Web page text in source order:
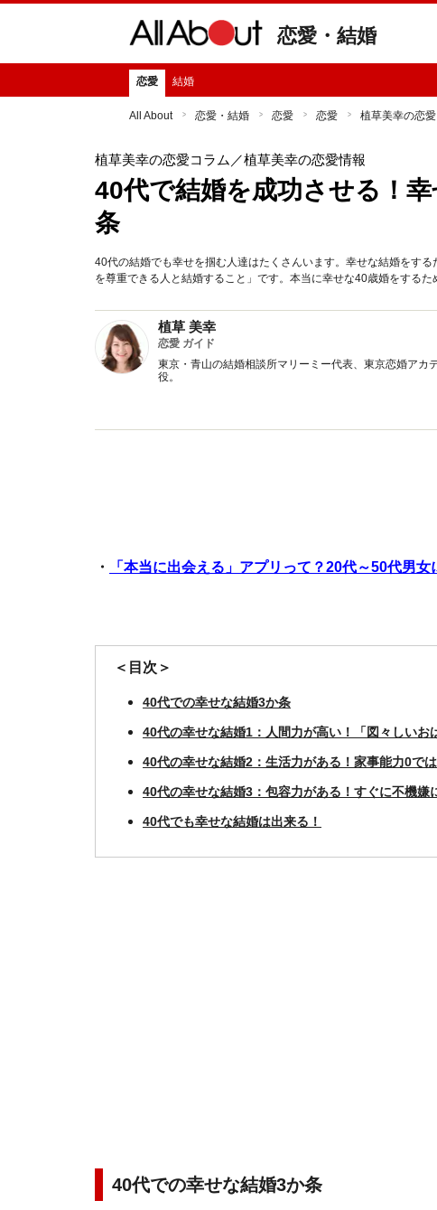
恋愛・結婚
恋愛 結婚
All About 恋愛・結婚 恋愛 恋愛 植草美幸の恋
植草美幸の恋愛コラム ／植草美幸の恋愛情報
40代で結婚を成功させる！
条
40代の結婚でも幸せを掴む人達はたくさんいます。幸せな結婚をす
を尊重できる人と結婚すること」です。本当に幸せな40歳婚をするた
植草 美幸
恋愛 ガイド
東京・青山の結婚相談所マリーミー代表、東京恋婚ア
役。
・ 「本当に出会える」アプリって？20代～50代男
＜目次＞
40代での幸せな結婚3か条
40代の幸せな結婚1：人間力が高い！「図々しいお
40代の幸せな結婚2：生活力がある！家事能力0で
40代の幸せな結婚3：包容力がある！すぐに不機嫌
40代でも幸せな結婚は出来る！
40代での幸せな結婚3か条